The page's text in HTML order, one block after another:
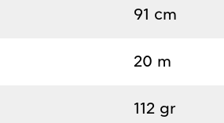
91 cm
20 m
112 gr